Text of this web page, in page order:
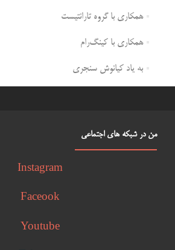
همکاری با گروه تارانتیست
همکاری با کینگ‌رام
به یاد کیانوش سنجری
من در شبکه های اجتماعی
Instagram
Faceook
Youtube